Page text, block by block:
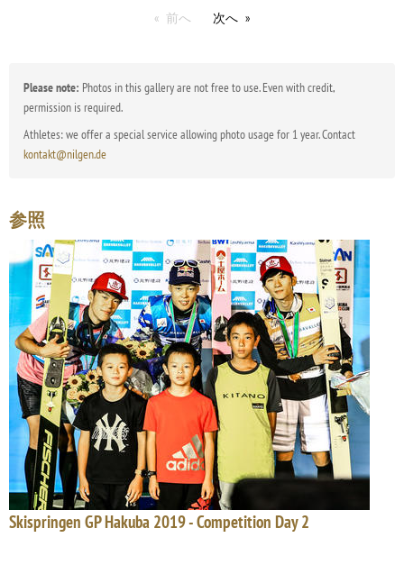
前へ 次へ
Please note: Photos in this gallery are not free to use. Even with credit,
permission is required.
Athletes: we offer a special service allowing photo usage for 1 year. Contact
kontakt@nilgen.de
参照
Skispringen GP Hakuba 2019 - Competition Day 2